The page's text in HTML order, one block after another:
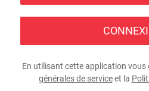
En utilisant cette application vous
générales de serviceet la